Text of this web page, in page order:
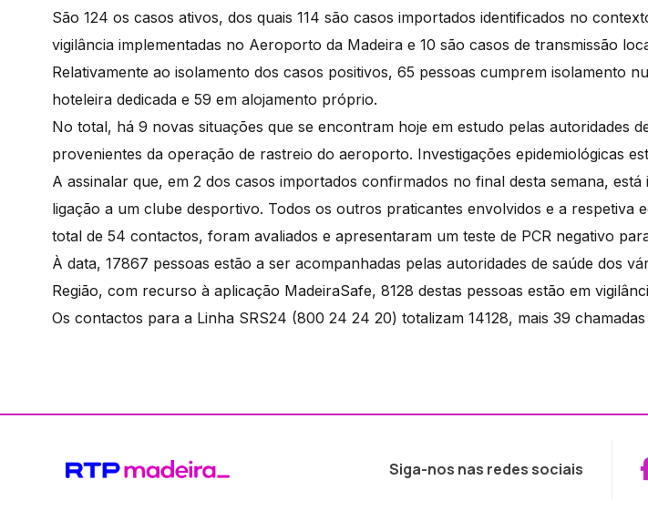
São 124 os casos ativos, dos quais 114 são casos importados identificados no
vigilância implementadas no Aeroporto da Madeira e 10 são casos de transmissão
Relativamente ao isolamento dos casos positivos, 65 pessoas cumprem isolamento
hoteleira dedicada e 59 em alojamento próprio.
No total, há 9 novas situações que se encontram hoje em estudo pelas autoridades
provenientes da operação de rastreio do aeroporto. Investigações epidemiológicas
A assinalar que, em 2 dos casos importados confirmados no final desta semana, está
ligação a um clube desportivo. Todos os outros praticantes envolvidos e a respetiva
total de 54 contactos, foram avaliados e apresentaram um teste de PCR negativo
À data, 17867 pessoas estão a ser acompanhadas pelas autoridades de saúde dos
Região, com recurso à aplicação MadeiraSafe, 8128 destas pessoas estão em
Os contactos para a Linha SRS24 (800 24 24 20) totalizam 14128, mais 39
Siga-nos nas redes sociais